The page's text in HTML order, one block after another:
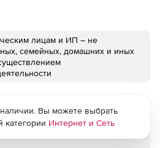
лицам и ИП – не
семейных, домашних и иных
Вы можете выбрать
категории Интернет и Сеть